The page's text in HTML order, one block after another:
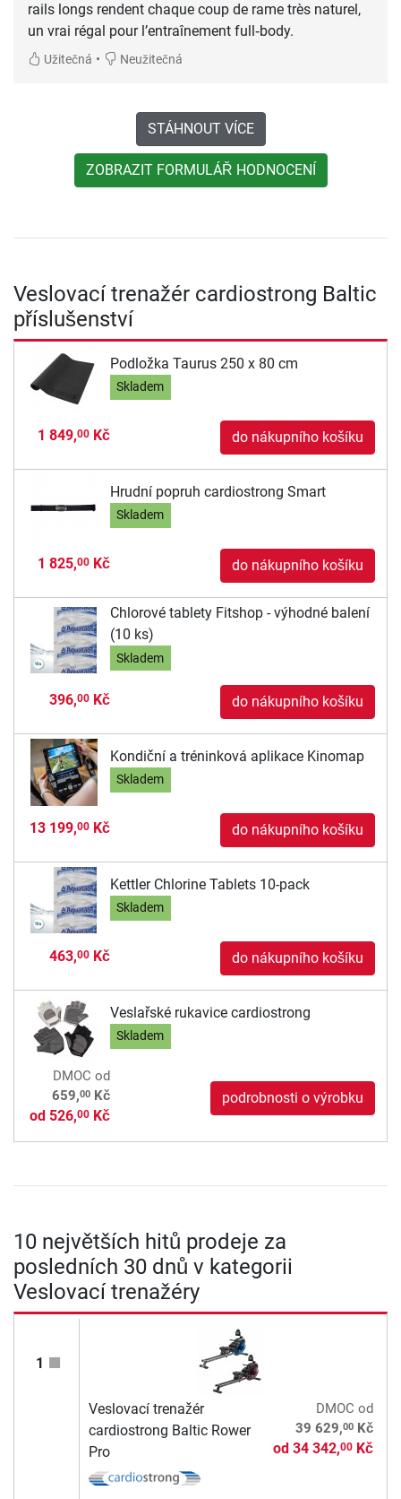
rails longs rendent chaque coup de rame très naturel,
un vrai régal pour l’entraînement full‑body.
Užitečná • Neužitečná
STÁHNOUT VÍCE
ZOBRAZIT FORMULÁŘ HODNOCENÍ
Veslovací trenažér cardiostrong Baltic
příslušenství
Podložka Taurus 250 x 80 cm
Skladem
1 849,00Kč do nákupního košíku
Hrudní popruh cardiostrong Smart
Skladem
1 825,00Kč do nákupního košíku
Chlorové tablety Fitshop - výhodné balení
(10 ks)
Skladem
396,00Kč do nákupního košíku
Kondiční a tréninková aplikace Kinomap
Skladem
13 199,00Kč do nákupního košíku
Kettler Chlorine Tablets 10-pack
Skladem
463,00Kč do nákupního košíku
Veslařské rukavice cardiostrong
Skladem
DMOC od
659,00Kč
od 526,00Kč
podrobnosti o výrobku
10 největších hitů prodeje za
posledních 30 dnů v kategorii
Veslovací trenažéry
1
Veslovací trenažér
cardiostrong Baltic Rower
Pro
DMOC od
39 629,00Kč
od 34 342,00Kč